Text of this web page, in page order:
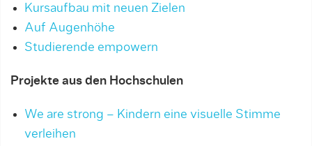
Kursaufbau mit neuen Zielen
Auf Augenhöhe
Studierende empowern
Projekte aus den Hochschulen
We are strong – Kindern eine visuelle Stimme
verleihen